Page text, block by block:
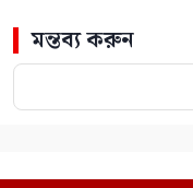
মন্তব্য করুন